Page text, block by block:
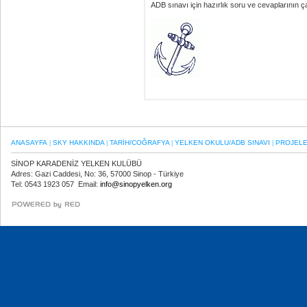
ADB sınavı için hazırlık soru ve cevaplarının
ANASAYFA SKY HAKKINDA TARİH/COĞRAFYA YELKEN OKULU/ADB SINAVI
SİNOP KARADENİZ YELKEN KULÜBÜ
Adres: Gazi Caddesi, No: 36, 57000 Sinop - Türkiye
Tel: 0543 1923 057 Email: info@sinopyelken.org